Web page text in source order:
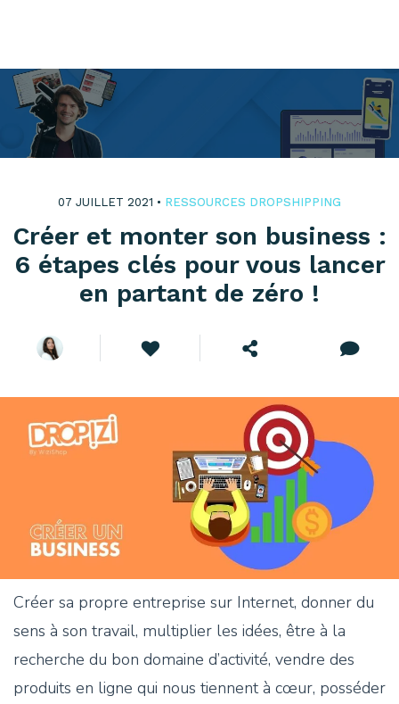
07 JUILLET 2021 • RESSOURCES DROPSHIPPING
Créer et monter son business :
6 étapes clés pour vous lancer
en partant de zéro !
Créer sa propre entreprise sur Internet, donner du
sens à son travail, multiplier les idées, être à la
recherche du bon domaine d’activité, vendre des
produits en ligne qui nous tiennent à cœur, posséder